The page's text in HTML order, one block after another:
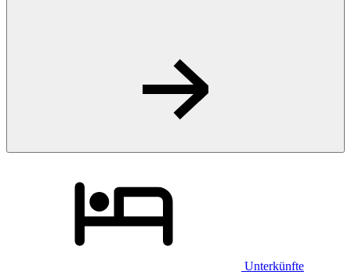
Unterkünfte